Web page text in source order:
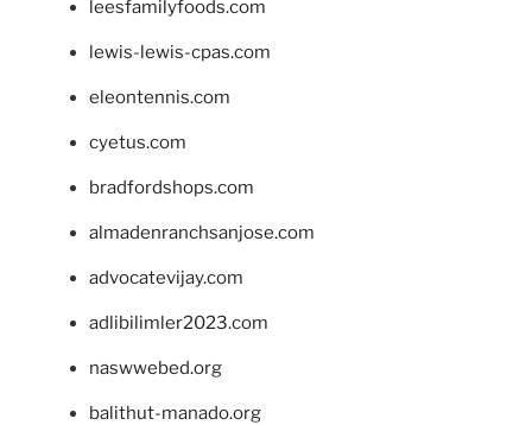
leesfamilyfoods.com
lewis-lewis-cpas.com
eleontennis.com
cyetus.com
bradfordshops.com
almadenranchsanjose.com
advocatevijay.com
adlibilimler2023.com
naswwebed.org
balithut-manado.org